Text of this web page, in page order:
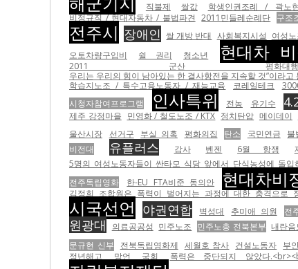
직불제 쌀값 학생인권조례 / 곽노현
비정규직 / 현대자동차 / 불법파견
2011민들레순례단 구조
전주시 장애인 쌀 개방 반대 사회복지시설 여성
오토차량구입비 쉴 권리 청소년 현대차
2011 군산 평화대행
우리는 우리의 힘이 남아있는 한 결사항전을 지속할 것”이라
학습지노조 / 특수고용노동자 / 재능교육
코레일테크
시청자참여프로그램
인사특위 전농 유기수
제주 강정마을 민영화 / 철도노조 / KTX 정치탄압 메이데이
울산시장 선거구 부실 의혹 평화의집 탄소 국민연금 불
비전대 유플러스 감사 벤젠 6월 항쟁
5명의 여성노동자들이 싼타모 식당 앞에서 단식농성에 돌입
전주독립영화
한-EU FTA비준 동의안 현대차비
김정희 조합원은 폭력이 벌어지는 과정에 대한 충격으로
시국선언 야권연합 벽성대 추미애 의원 전
원광대 의료공공성 민주노조 민주노총 전북본부 내란음
문규현 신부
전북독립영화제 세월호 참사 건설노동자 부
정년해고
망언 국회 폭력은 중단되지 않았다